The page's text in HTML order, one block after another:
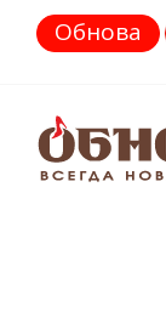
Обнова